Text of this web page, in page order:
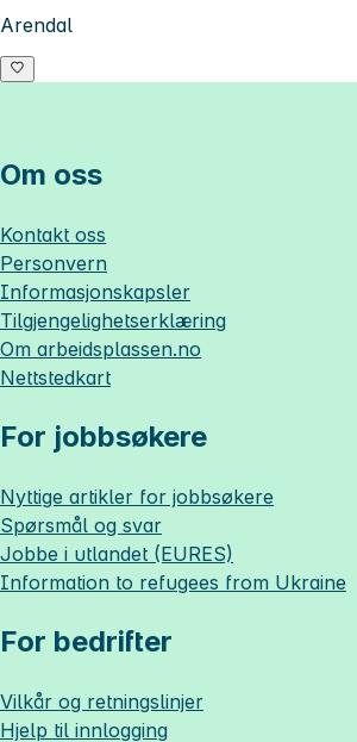
Arendal
Om oss
Kontakt oss
Personvern
Informasjonskapsler
Tilgjengelighetserklæring
Om arbeidsplassen.no
Nettstedkart
For jobbsøkere
Nyttige artikler for jobbsøkere
Spørsmål og svar
Jobbe i utlandet (EURES)
Information to refugees from Ukraine
For bedrifter
Vilkår og retningslinjer
Hjelp til innlogging